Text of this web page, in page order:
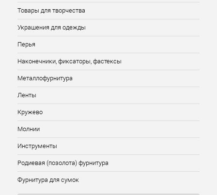
Товары для творчества
Украшения для одежды
Перья
Наконечники, фиксаторы, фастексы
Металлофурнитура
Ленты
Кружево
Молнии
Инструменты
Родиевая (позолота) фурнитура
Фурнитура для сумок